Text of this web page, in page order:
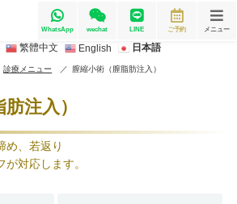
メニュー
ご予約
LINE
wechat
WhatsApp
繁體中文 English 日本語
診療メニュー 膣縮小術（膣脂肪注入）
注入）
め、若返り
対応します。